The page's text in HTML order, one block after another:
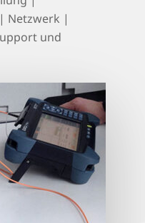
Netzwerk |
und